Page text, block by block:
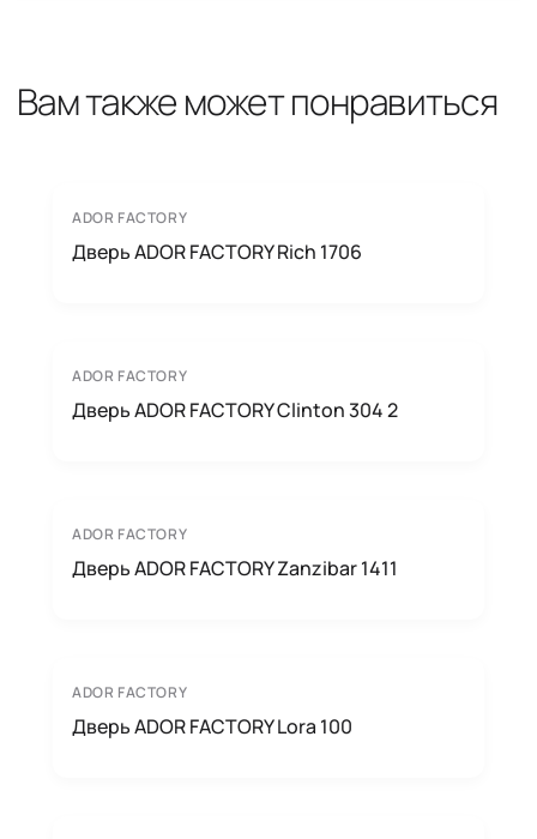
Вам также может понравиться
ADOR FACTORY
Дверь ADOR FACTORY Rich 1706
ADOR FACTORY
Дверь ADOR FACTORY Clinton 304 2
ADOR FACTORY
Дверь ADOR FACTORY Zanzibar 1411
ADOR FACTORY
Дверь ADOR FACTORY Lora 100